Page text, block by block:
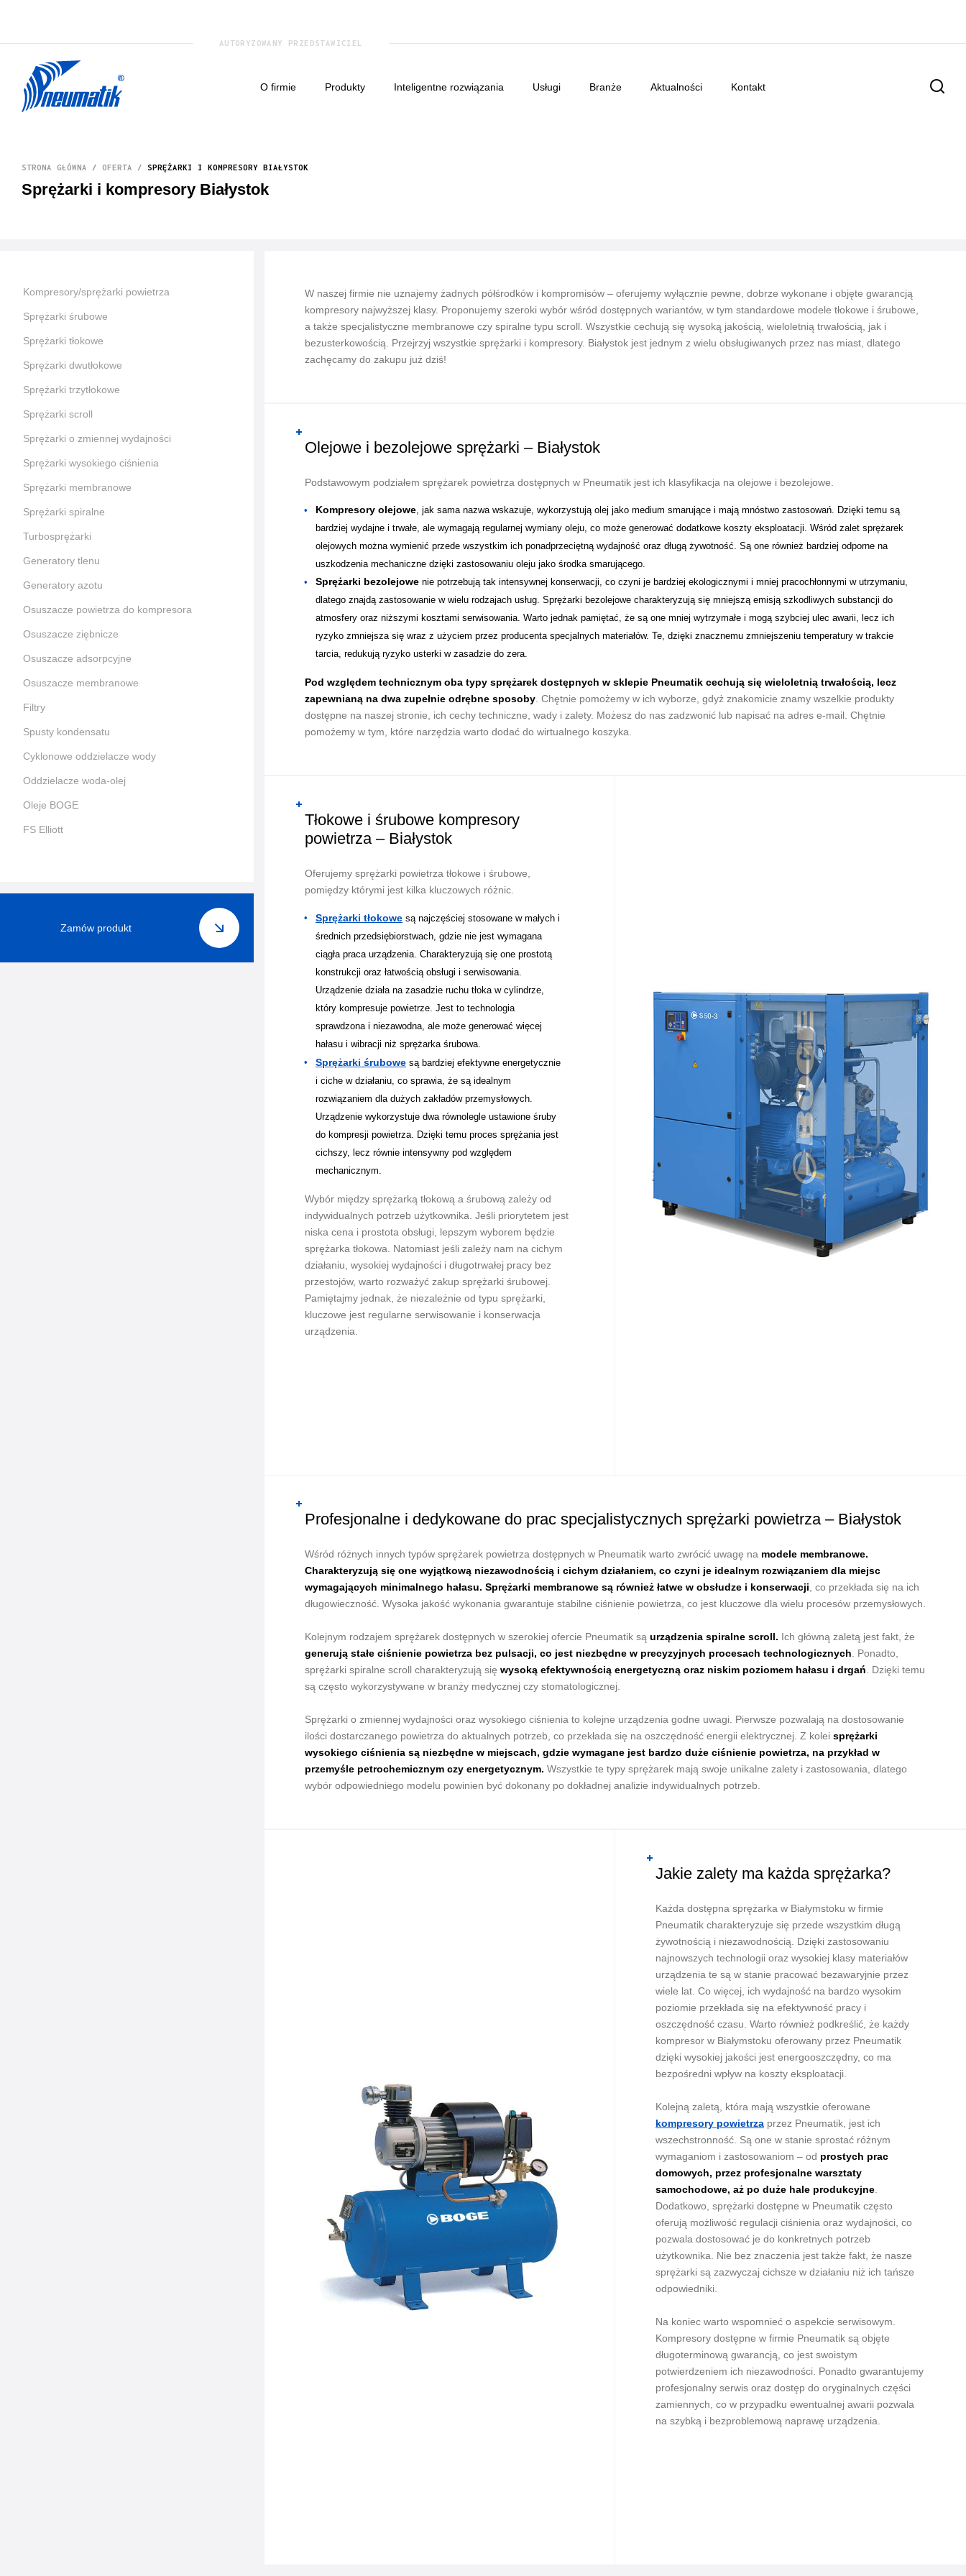
AUTORYZOWANY PRZEDSTAWICIEL
o firmie produkty inteligentne rozwiązania usługi branże aktualności kontakt
STRONA GŁÓWNA / OFERTA / SPRĘŻARKI I KOMPRESORY BIAŁYSTOK
Sprężarki i kompresory Białystok
Kompresory/sprężarki powietrza
Sprężarki śrubowe
Sprężarki tłokowe
Sprężarki dwutłokowe
Sprężarki trzytłokowe
Sprężarki scroll
Sprężarki o zmiennej wydajności
Sprężarki wysokiego ciśnienia
Sprężarki membranowe
Sprężarki spiralne
Turbosprężarki
Generatory tlenu
Generatory azotu
Osuszacze powietrza do kompresora
Osuszacze ziębnicze
Osuszacze adsorpcyjne
Osuszacze membranowe
Filtry
Spusty kondensatu
Cyklonowe oddzielacze wody
Oddzielacze woda-olej
Oleje BOGE
FS Elliott
Zamów produkt
W naszej firmie nie uznajemy żadnych półśrodków i kompromisów – oferujemy wyłącznie pewne, dobrze wykonane i objęte gwarancją
kompresory najwyższej klasy. Proponujemy szeroki wybór wśród dostępnych wariantów, w tym standardowe modele tłokowe i śrubowe,
a także specjalistyczne membranowe czy spiralne typu scroll. Wszystkie cechują się wysoką jakością, wieloletnią trwałością, jak i
bezusterkowością. Przejrzyj wszystkie sprężarki i kompresory. Białystok jest jednym z wielu obsługiwanych przez nas miast, dlatego
zachęcamy do zakupu już dziś!
Olejowe i bezolejowe sprężarki – Białystok
Podstawowym podziałem sprężarek powietrza dostępnych w Pneumatik jest ich klasyfikacja na olejowe i bezolejowe.
Kompresory olejowe, jak sama nazwa wskazuje, wykorzystują olej jako medium smarujące i mają mnóstwo zastosowań. Dzięki temu są
bardziej wydajne i trwałe, ale wymagają regularnej wymiany oleju, co może generować dodatkowe koszty eksploatacji. Wśród zalet sprężarek
olejowych można wymienić przede wszystkim ich ponadprzeciętną wydajność oraz długą żywotność. Są one również bardziej odporne na
uszkodzenia mechaniczne dzięki zastosowaniu oleju jako środka smarującego.
Sprężarki bezolejowe nie potrzebują tak intensywnej konserwacji, co czyni je bardziej ekologicznymi i mniej pracochłonnymi w utrzymaniu,
dlatego znajdą zastosowanie w wielu rodzajach usług. Sprężarki bezolejowe charakteryzują się mniejszą emisją szkodliwych substancji do
atmosfery oraz niższymi kosztami serwisowania. Warto jednak pamiętać, że są one mniej wytrzymałe i mogą szybciej ulec awarii, lecz ich
ryzyko zmniejsza się wraz z użyciem przez producenta specjalnych materiałów. Te, dzięki znacznemu zmniejszeniu temperatury w trakcie
tarcia, redukują ryzyko usterki w zasadzie do zera.
Pod względem technicznym oba typy sprężarek dostępnych w sklepie Pneumatik cechują się wieloletnią trwałością, lecz
zapewnianą na dwa zupełnie odrębne sposoby . Chętnie pomożemy w ich wyborze, gdyż znakomicie znamy wszelkie produkty
dostępne na naszej stronie, ich cechy techniczne, wady i zalety. Możesz do nas zadzwonić lub napisać na adres e-mail. Chętnie
pomożemy w tym, które narzędzia warto dodać do wirtualnego koszyka.
Tłokowe i śrubowe kompresory
powietrza – Białystok
Oferujemy sprężarki powietrza tłokowe i śrubowe,
pomiędzy którymi jest kilka kluczowych różnic.
Sprężarki tłokowe są najczęściej stosowane w małych i
średnich przedsiębiorstwach, gdzie nie jest wymagana
ciągła praca urządzenia. Charakteryzują się one prostotą
konstrukcji oraz łatwością obsługi i serwisowania.
Urządzenie działa na zasadzie ruchu tłoka w cylindrze,
który kompresuje powietrze. Jest to technologia
sprawdzona i niezawodna, ale może generować więcej
hałasu i wibracji niż sprężarka śrubowa.
Sprężarki śrubowe są bardziej efektywne energetycznie
i ciche w działaniu, co sprawia, że są idealnym
rozwiązaniem dla dużych zakładów przemysłowych.
Urządzenie wykorzystuje dwa równolegle ustawione śruby
do kompresji powietrza. Dzięki temu proces sprężania jest
cichszy, lecz równie intensywny pod względem
mechanicznym.
Wybór między sprężarką tłokową a śrubową zależy od
indywidualnych potrzeb użytkownika. Jeśli priorytetem jest
niska cena i prostota obsługi, lepszym wyborem będzie
sprężarka tłokowa. Natomiast jeśli zależy nam na cichym
działaniu, wysokiej wydajności i długotrwałej pracy bez
przestojów, warto rozważyć zakup sprężarki śrubowej.
Pamiętajmy jednak, że niezależnie od typu sprężarki,
kluczowe jest regularne serwisowanie i konserwacja
urządzenia.
Profesjonalne i dedykowane do prac specjalistycznych sprężarki powietrza – Białystok
Wśród różnych innych typów sprężarek powietrza dostępnych w Pneumatik warto zwrócić uwagę na modele membranowe.
Charakteryzują się one wyjątkową niezawodnością i cichym działaniem, co czyni je idealnym rozwiązaniem dla miejsc
wymagających minimalnego hałasu. Sprężarki membranowe są również łatwe w obsłudze i konserwacji , co przekłada się na ich
długowieczność. Wysoka jakość wykonania gwarantuje stabilne ciśnienie powietrza, co jest kluczowe dla wielu procesów przemysłowych.
Kolejnym rodzajem sprężarek dostępnych w szerokiej ofercie Pneumatik są urządzenia spiralne scroll. Ich główną zaletą jest fakt, że
generują stałe ciśnienie powietrza bez pulsacji, co jest niezbędne w precyzyjnych procesach technologicznych . Ponadto,
sprężarki spiralne scroll charakteryzują się wysoką efektywnością energetyczną oraz niskim poziomem hałasu i drgań . Dzięki temu
są często wykorzystywane w branży medycznej czy stomatologicznej.
Sprężarki o zmiennej wydajności oraz wysokiego ciśnienia to kolejne urządzenia godne uwagi. Pierwsze pozwalają na dostosowanie
ilości dostarczanego powietrza do aktualnych potrzeb, co przekłada się na oszczędność energii elektrycznej. Z kolei sprężarki
wysokiego ciśnienia są niezbędne w miejscach, gdzie wymagane jest bardzo duże ciśnienie powietrza, na przykład w
przemyśle petrochemicznym czy energetycznym. Wszystkie te typy sprężarek mają swoje unikalne zalety i zastosowania, dlatego
wybór odpowiedniego modelu powinien być dokonany po dokładnej analizie indywidualnych potrzeb.
Jakie zalety ma każda sprężarka?
Każda dostępna sprężarka w Białymstoku w firmie
Pneumatik charakteryzuje się przede wszystkim długą
żywotnością i niezawodnością. Dzięki zastosowaniu
najnowszych technologii oraz wysokiej klasy materiałów
urządzenia te są w stanie pracować bezawaryjnie przez
wiele lat. Co więcej, ich wydajność na bardzo wysokim
poziomie przekłada się na efektywność pracy i
oszczędność czasu. Warto również podkreślić, że każdy
kompresor w Białymstoku oferowany przez Pneumatik
dzięki wysokiej jakości jest energooszczędny, co ma
bezpośredni wpływ na koszty eksploatacji.
Kolejną zaletą, która mają wszystkie oferowane
kompresory powietrza przez Pneumatik, jest ich
wszechstronność. Są one w stanie sprostać różnym
wymaganiom i zastosowaniom – od prostych prac
domowych, przez profesjonalne warsztaty
samochodowe, aż po duże hale produkcyjne
Dodatkowo, sprężarki dostępne w Pneumatik często
oferują możliwość regulacji ciśnienia oraz wydajności, co
pozwala dostosować je do konkretnych potrzeb
użytkownika. Nie bez znaczenia jest także fakt, że nasze
sprężarki są zazwyczaj cichsze w działaniu niż ich tańsze
odpowiedniki.
Na koniec warto wspomnieć o aspekcie serwisowym.
Kompresory dostępne w firmie Pneumatik są objęte
długoterminową gwarancją, co jest swoistym
potwierdzeniem ich niezawodności. Ponadto gwarantujemy
profesjonalny serwis oraz dostęp do oryginalnych części
zamiennych, co w przypadku ewentualnej awarii pozwala
na szybką i bezproblemową naprawę urządzenia.